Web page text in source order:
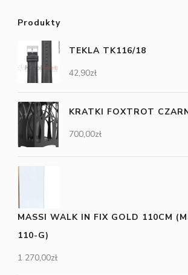
Produkty
TEKLA TK116/18
42,90zł
KRATKI FOXTROT
700,00zł
MASSI WALK IN FIX GOLD 110CM
110-G)
1 270,00zł